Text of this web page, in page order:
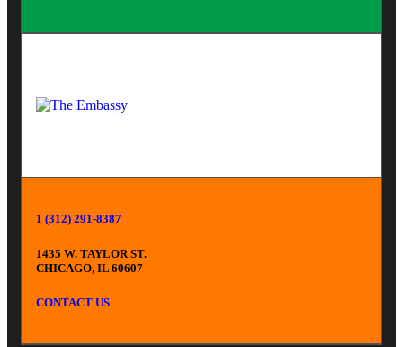
1 (312) 291-8387
1435 W. TAYLOR ST.
CHICAGO, IL 60607
CONTACT US